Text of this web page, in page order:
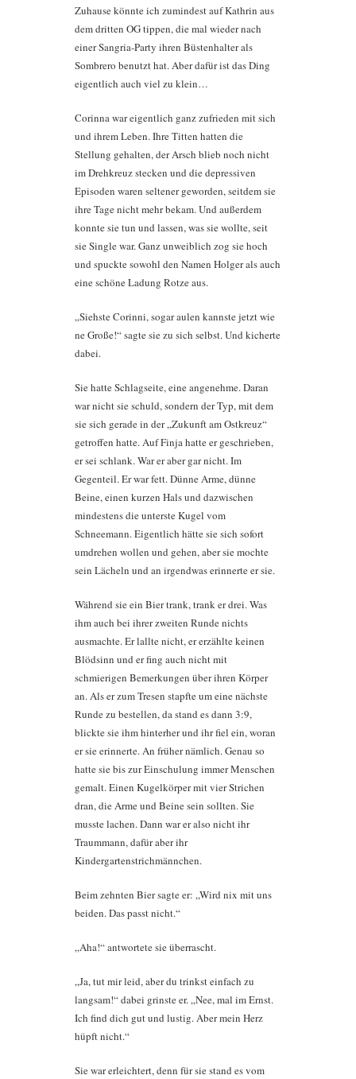
Zuhause könnte ich zumindest auf Kathrin aus
dem dritten OG tippen, die mal wieder nach
einer Sangria-Party ihren Büstenhalter als
Sombrero benutzt hat. Aber dafür ist das Ding
eigentlich auch viel zu klein…
Corinna war eigentlich ganz zufrieden mit sich
und ihrem Leben. Ihre Titten hatten die
Stellung gehalten, der Arsch blieb noch nicht
im Drehkreuz stecken und die depressiven
Episoden waren seltener geworden, seitdem sie
ihre Tage nicht mehr bekam. Und außerdem
konnte sie tun und lassen, was sie wollte, seit
sie Single war. Ganz unweiblich zog sie hoch
und spuckte sowohl den Namen Holger als auch
eine schöne Ladung Rotze aus.
„Siehste Corinni, sogar aulen kannste jetzt wie
ne Große!“ sagte sie zu sich selbst. Und kicherte
dabei.
Sie hatte Schlagseite, eine angenehme. Daran
war nicht sie schuld, sondern der Typ, mit dem
sie sich gerade in der „Zukunft am Ostkreuz“
getroffen hatte. Auf Finja hatte er geschrieben,
er sei schlank. War er aber gar nicht. Im
Gegenteil. Er war fett. Dünne Arme, dünne
Beine, einen kurzen Hals und dazwischen
mindestens die unterste Kugel vom
Schneemann. Eigentlich hätte sie sich sofort
umdrehen wollen und gehen, aber sie mochte
sein Lächeln und an irgendwas erinnerte er sie.
Während sie ein Bier trank, trank er drei. Was
ihm auch bei ihrer zweiten Runde nichts
ausmachte. Er lallte nicht, er erzählte keinen
Blödsinn und er fing auch nicht mit
schmierigen Bemerkungen über ihren Körper
an. Als er zum Tresen stapfte um eine nächste
Runde zu bestellen, da stand es dann 3:9,
blickte sie ihm hinterher und ihr fiel ein, woran
er sie erinnerte. An früher nämlich. Genau so
hatte sie bis zur Einschulung immer Menschen
gemalt. Einen Kugelkörper mit vier Strichen
dran, die Arme und Beine sein sollten. Sie
musste lachen. Dann war er also nicht ihr
Traummann, dafür aber ihr
Kindergartenstrichmännchen.
Beim zehnten Bier sagte er: „Wird nix mit uns
beiden. Das passt nicht.“
„Aha!“ antwortete sie überrascht.
„Ja, tut mir leid, aber du trinkst einfach zu
langsam!“ dabei grinste er. „Nee, mal im Ernst.
Ich find dich gut und lustig. Aber mein Herz
hüpft nicht.“
Sie war erleichtert, denn für sie stand es vom